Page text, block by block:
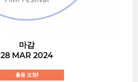
마감
28 MAR 2024
출품 요청!